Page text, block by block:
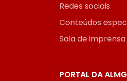
Redes sociais
Conteúdos
Sala de imprensa
PORTAL DA ALMG